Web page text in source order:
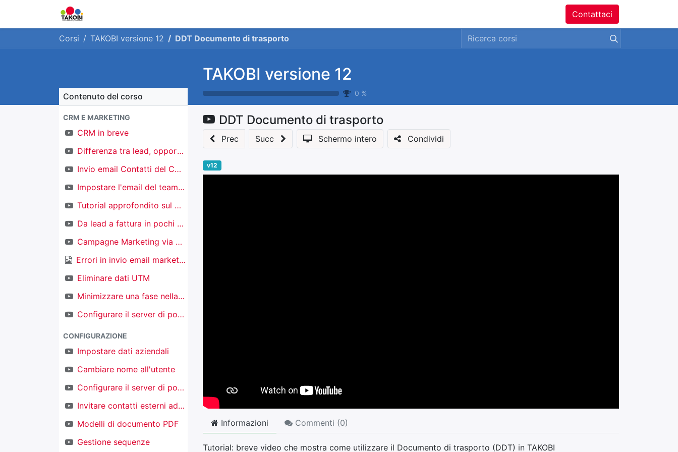
Contattaci
Corsi TAKOBI versione 12 DDT Documento di trasporto
TAKOBI versione 12
0 %
Contenuto del corso
CRM E MARKETING
CRM in breve
Differenza tra lead, opportunità e contatti
Invio email Contatti del CRM
Impostare l'email del team di vendita
Tutorial approfondito sul CRM
Da lead a fattura in pochi click
Campagne Marketing via email
Errori in invio email marketing
Eliminare dati UTM
Minimizzare una fase nella kanban nel CRM
Configurare il server di posta in ingresso per creare nuovi oggetti
CONFIGURAZIONE
Impostare dati aziendali
Cambiare nome all'utente
Configurare il server di posta in uscita
Invitare contatti esterni ad accedere al proprio TAKOBI
Modelli di documento PDF
Gestione sequenze
DDT Documento di trasporto
Prec Succ Schermo intero Condividi
v12
Informazioni Commenti (0)
Tutorial: breve video che mostra come utilizzare il Documento di trasporto (DDT) in TAKOBI